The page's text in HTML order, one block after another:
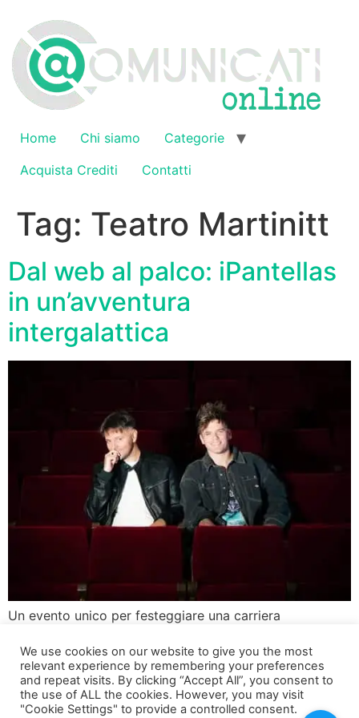
contenuto
Home Chi siamo
Categorie
Acquista Crediti
Contatti
Tag: Teatro Martinitt
Dal web al palco: iPantellas
in un’avventura
intergalattica
Un evento unico per festeggiare una carriera
Jacopo Malnati e Daniel Marangiolo, festeggiano i loro
15 anni di successi con uno spettacolo teatrale davvero
speciale. Con cinque tappe in tutta Italia, il loro show
promette di regalare emozioni e risate a un pubblico di
We use cookies on our website to give you the most
relevant experience by remembering your preferences
and repeat visits. By clicking “Accept All”, you consent to
the use of ALL the cookies. However, you may visit
"Cookie Settings" to provide a controlled consent.